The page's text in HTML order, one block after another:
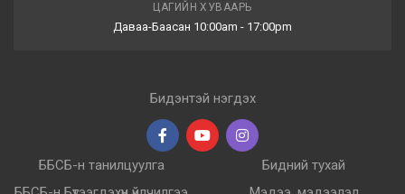
ЦАГИЙН ХУВААРЬ
Даваа-Баасан 10:00am - 17:00pm
Бидэнтэй нэгдэх
ББСБ-н танилцуулга
Бидний тухай